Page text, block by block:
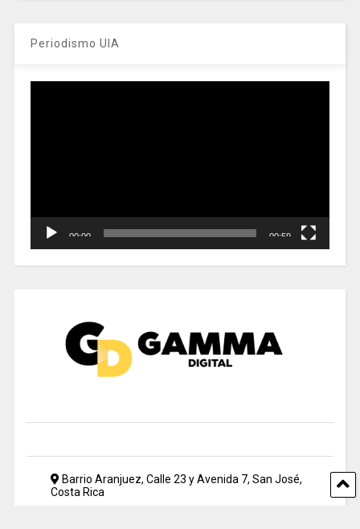
Periodismo UIA
00:00 00:59
Barrio Aranjuez, Calle 23 y Avenida 7, San José,
Costa Rica